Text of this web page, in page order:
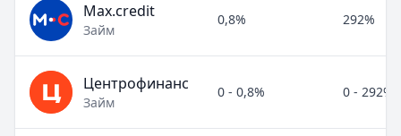
Max.credit
Займ
0,8% 292%
Центрофинанс
Займ
0 - 0,8% 0 - 292%